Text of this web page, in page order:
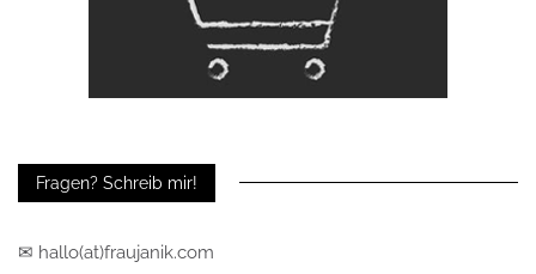
Fragen? Schreib mir!
✉ hallo(at)fraujanik.com